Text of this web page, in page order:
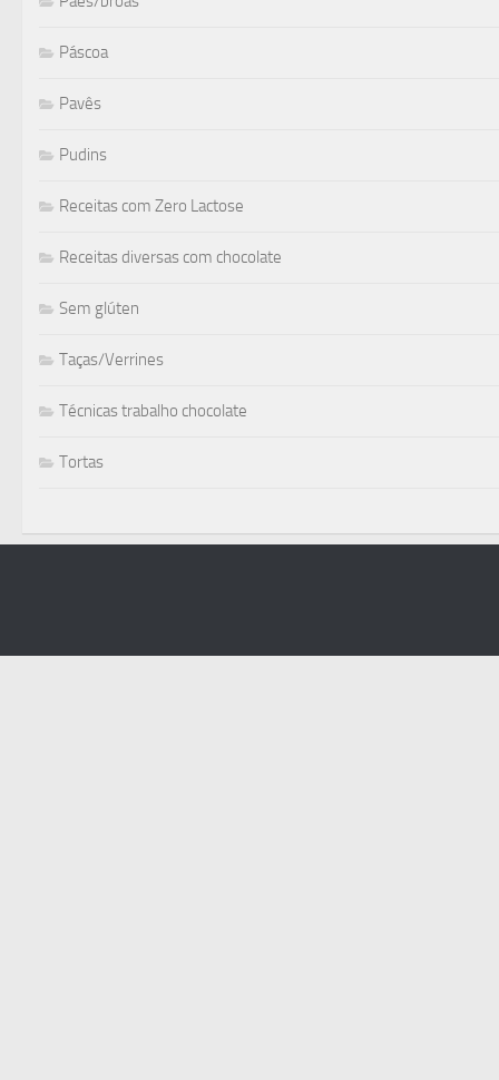
Páscoa
Pavês
Pudins
Receitas com Zero Lactose
Receitas diversas com chocolate
Sem glúten
Taças/Verrines
Técnicas trabalho chocolate
Tortas